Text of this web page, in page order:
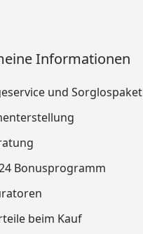
Informationen
und Sorglospaket
Bonusprogramm
beim Kauf